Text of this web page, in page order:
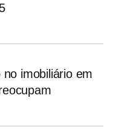
imobiliário em